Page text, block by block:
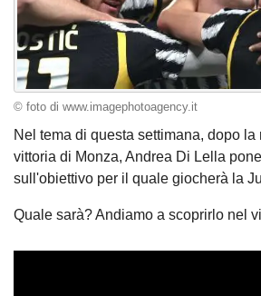
© foto di www.imagephotoagency.it
Nel tema di questa settimana, dopo la
vittoria di Monza, Andrea Di Lella
sull'obiettivo per il quale giocherà la
Quale sarà? Andiamo a scoprirlo nel